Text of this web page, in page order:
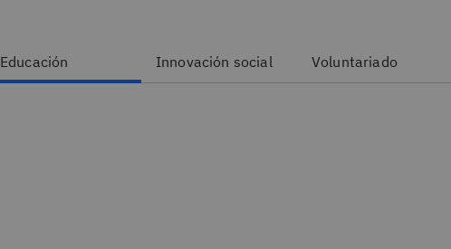
Educación Innovación social Voluntariado